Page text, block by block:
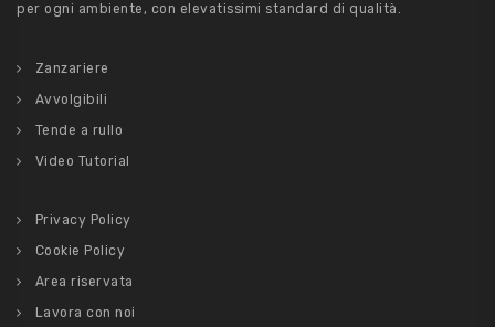
per ogni ambiente, con elevatissimi standard di qualità.
Zanzariere
Avvolgibili
Tende a rullo
Video Tutorial
Privacy Policy
Cookie Policy
Area riservata
Lavora con noi